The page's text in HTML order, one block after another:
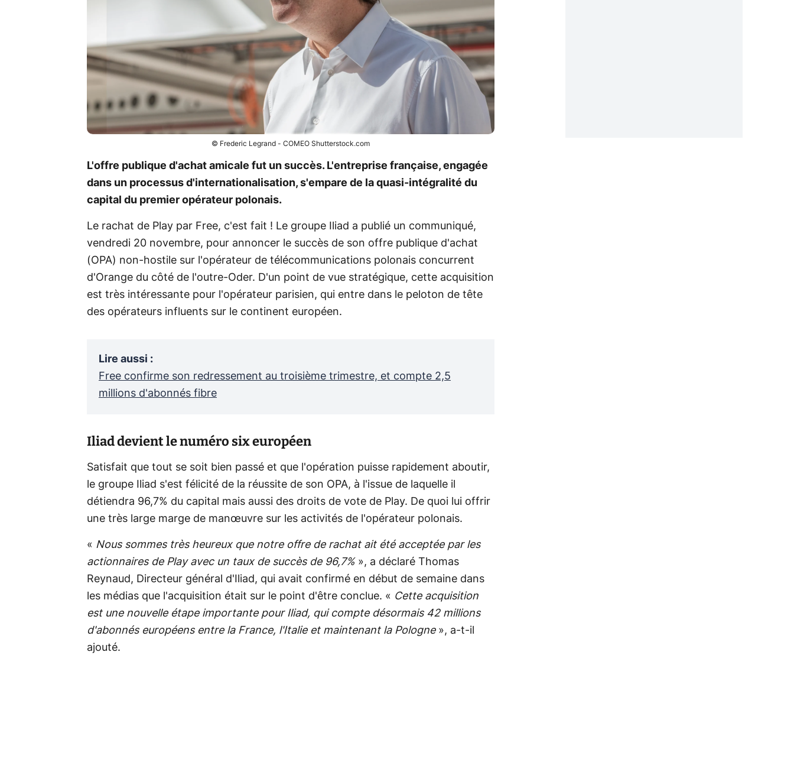
© Frederic Legrand - COMEO Shutterstock.com
L'offre publique d'achat amicale fut un succès. L'entreprise française, engagée
dans un processus d'internationalisation, s'empare de la quasi-intégralité du
capital du premier opérateur polonais.
Le rachat de Play par Free, c'est fait ! Le groupe Iliad a publié un communiqué,
vendredi 20 novembre, pour annoncer le succès de son offre publique d'achat
(OPA) non-hostile sur l'opérateur de télécommunications polonais concurrent
d'Orange du côté de l'outre-Oder. D'un point de vue stratégique, cette acquisition
est très intéressante pour l'opérateur parisien, qui entre dans le peloton de tête
des opérateurs influents sur le continent européen.
Lire aussi :
Free confirme son redressement au troisième trimestre, et compte 2,5
millions d'abonnés fibre
Iliad devient le numéro six européen
Satisfait que tout se soit bien passé et que l'opération puisse rapidement aboutir,
le groupe Iliad s'est félicité de la réussite de son OPA, à l'issue de laquelle il
détiendra 96,7% du capital mais aussi des droits de vote de Play. De quoi lui offrir
une très large marge de manœuvre sur les activités de l'opérateur polonais.
« Nous sommes très heureux que notre offre de rachat ait été acceptée par les
actionnaires de Play avec un taux de succès de 96,7% », a déclaré Thomas
Reynaud, Directeur général d'Iliad, qui avait confirmé en début de semaine dans
les médias que l'acquisition était sur le point d'être conclue. « Cette acquisition
est une nouvelle étape importante pour Iliad, qui compte désormais 42 millions
d'abonnés européens entre la France, l'Italie et maintenant la Pologne », a-t-il
ajouté.